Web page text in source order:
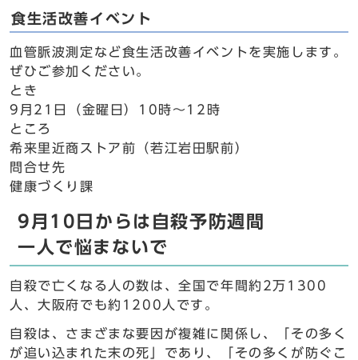
食生活改善イベント
血管脈波測定など食生活改善イベントを実施します。
ぜひご参加ください。
とき
9月21日（金曜日）10時～12時
ところ
希来里近商ストア前（若江岩田駅前）
問合せ先
健康づくり課
9月10日からは自殺予防週間
一人で悩まないで
自殺で亡くなる人の数は、全国で年間約2万1300
人、大阪府でも約1200人です。
自殺は、さまざまな要因が複雑に関係し、「その多く
が追い込まれた末の死」であり、「その多くが防ぐこ